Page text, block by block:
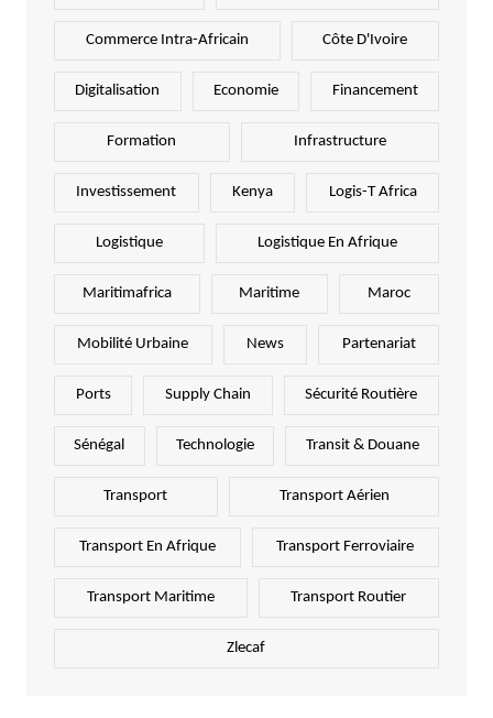
Commerce Intra-Africain Côte D'Ivoire
Digitalisation Economie Financement
Formation Infrastructure
Investissement Kenya Logis-T Africa
Logistique Logistique En Afrique
Maritimafrica Maritime Maroc
Mobilité Urbaine News Partenariat
Ports Supply Chain Sécurité Routière
Sénégal Technologie Transit & Douane
Transport Transport Aérien
Transport En Afrique Transport Ferroviaire
Transport Maritime Transport Routier
Zlecaf